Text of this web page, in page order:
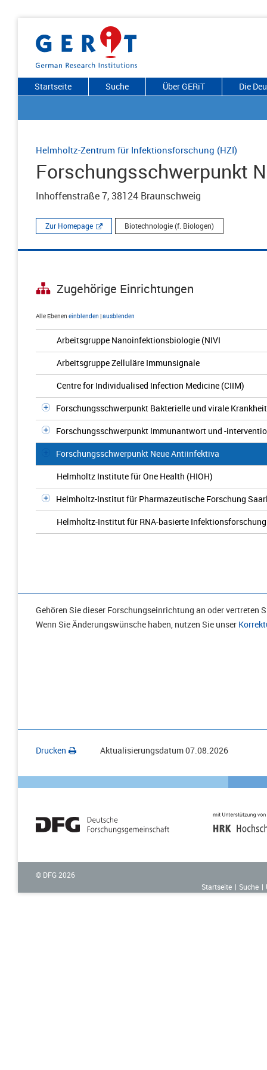
Startseite Suche Über GERiT Die
Helmholtz-Zentrum für Infektionsforschung (HZI)
Forschungsschwerpunkt
Inhoffenstraße 7, 38124 Braunschweig
Zur Homepage Biotechnologie (f. Biologen)
Zugehörige Einrichtungen
Alle Ebenen einblenden |ausblenden
Arbeitsgruppe Nanoinfektionsbiologie (NIVI
Arbeitsgruppe Zelluläre Immunsignale
Centre for Individualised Infection Medicine (CIIM)
Forschungsschwerpunkt Bakterielle und virale
Forschungsschwerpunkt Immunantwort und -
Forschungsschwerpunkt Neue Antiinfektiva
Helmholtz Institute für One Health (HIOH)
Helmholtz-Institut für Pharmazeutische Forschung
Helmholtz-Institut für RNA-basierte
Gehören Sie dieser Forschungseinrichtung an oder vertreten
Wenn Sie Änderungswünsche haben, nutzen Sie unser
Drucken Aktualisierungsdatum07.08.2026
© DFG 2026
Startseite
Suche